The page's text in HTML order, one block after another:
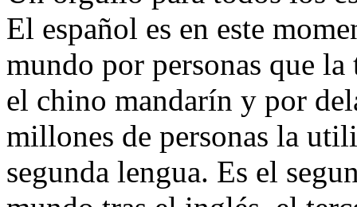
El español es en este
mundo por personas que
el chino mandarín y por
millones de personas la
segunda lengua. Es el